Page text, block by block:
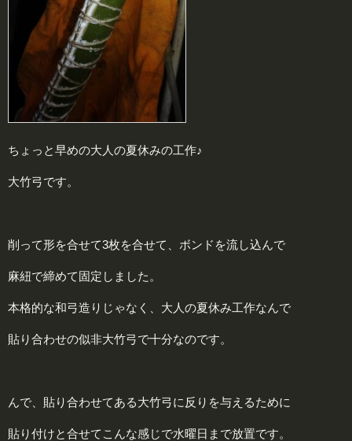
ちょっと早めの大人の夏休みの工作♪
大竹弓です。
削って形を合せて3枚を合せて、ボンドを流し込んで
麻紐で締めて固定しました。
本格的な和弓造りじゃなく、大人の夏休み工作なんで
貼り合わせの似非大竹弓で十分なのです。
んで、貼り合わせてある大竹弓に反りを与えるために
貼り付けと合せてこんな感じで水曜日まで放置です。